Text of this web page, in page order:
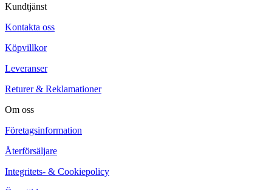
Kundtjänst
Kontakta oss
Köpvillkor
Leveranser
Returer & Reklamationer
Om oss
Företagsinformation
Återförsäljare
Integritets- & Cookiepolicy